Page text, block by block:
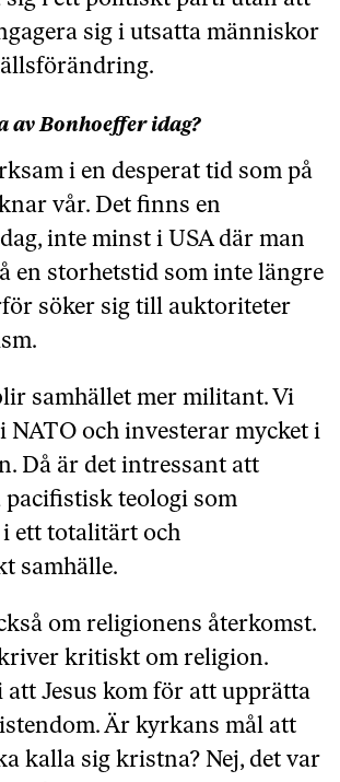
sig i utsatta människor
av Bonhoeffer idag?
i en desperat tid som på
vår. Det finns en
inte minst i USA där man
en storhetstid som inte längre
söker sig till auktoriteter
samhället mer militant. Vi
NATO och investerar mycket i
Då är det intressant att
pacifistisk teologi som
ett totalitärt och
samhälle.
om religionens återkomst.
kritiskt om religion.
Jesus kom för att upprätta
Är kyrkans mål att
kalla sig kristna? Nej, det var